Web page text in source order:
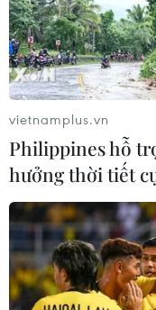
Algeria xây dựng
kiểm chứng thông
tin giả
26/07/2026 14:50
"Siêu quần thể" cá
mặt rủi ro hàng hải
26/07/2026 10:27
vietnamplus.vn
Philippines hỗ
hưởng thời tiết